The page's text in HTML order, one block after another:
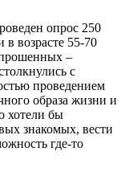
опрос 250
возрасте 55-70
–
с
проведением
образа жизни и
хотели бы
знакомых, вести
где-то